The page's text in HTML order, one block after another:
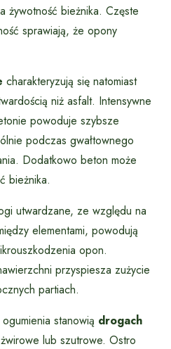
żywotność bieżnika. Częste
sprawiają, że opony
charakteryzują się natomiast
niż asfalt. Intensywne
powoduje szybsze
podczas gwałtownego
Dodatkowo beton może
bieżnika.
utwardzane, ze względu na
elementami, powodują
opon.
przyspiesza zużycie
partiach.
stanowią drogach
lub szutrowe. Ostro